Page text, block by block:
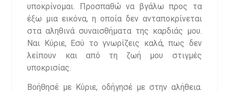
υποκρίνομαι. Προσπαθώ να βγάλω προς τα
έξω μια εικόνα, η οποία δεν ανταποκρίνεται
στα αληθινά συναισθήματα της καρδιάς μου.
Ναι Κύριε, Εσύ το γνωρίζεις καλά, πως δεν
λείπουν και από τη ζωή μου στιγμές
υποκρισίας.
Βοήθησέ με Κύριε, οδήγησέ με στην αλήθεια.